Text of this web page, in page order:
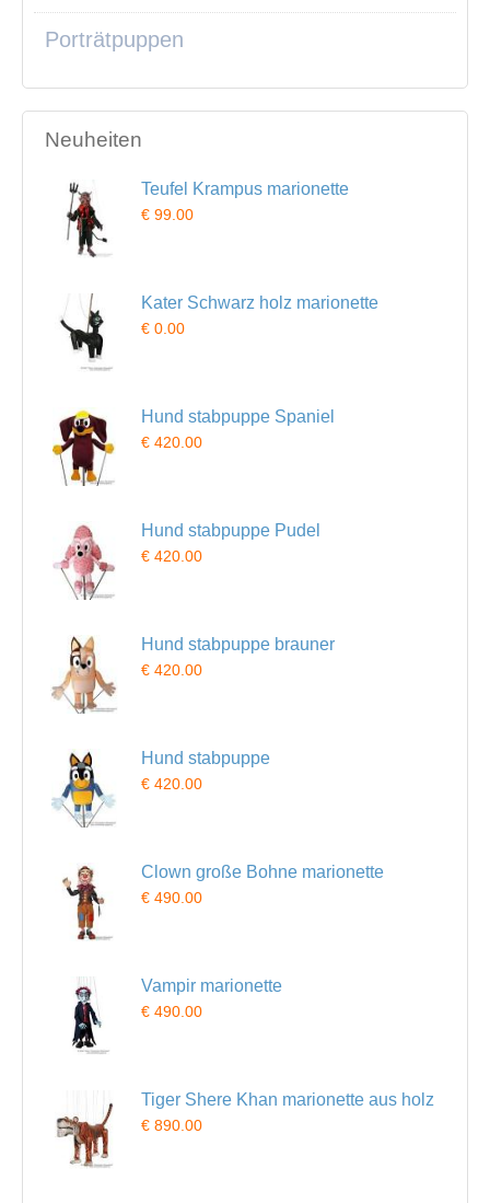
Porträtpuppen
Neuheiten
Teufel Krampus marionette
€ 99.00
Kater Schwarz holz marionette
€ 0.00
Hund stabpuppe Spaniel
€ 420.00
Hund stabpuppe Pudel
€ 420.00
Hund stabpuppe brauner
€ 420.00
Hund stabpuppe
€ 420.00
Clown große Bohne marionette
€ 490.00
Vampir marionette
€ 490.00
Tiger Shere Khan marionette aus holz
€ 890.00